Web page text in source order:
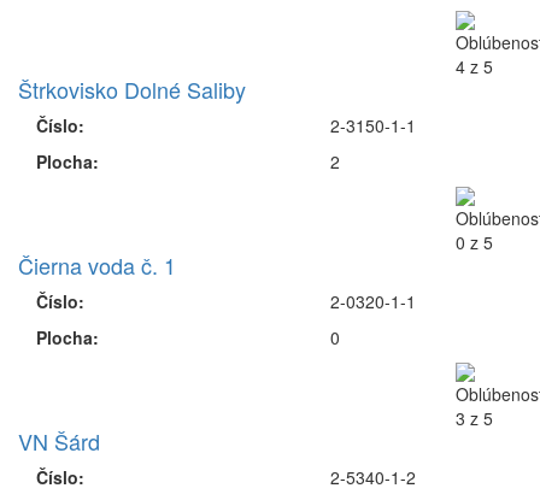
Štrkovisko Dolné Saliby
Číslo:
Plocha:
2-3150-1-1
2
Čierna voda č. 1
Číslo:
Plocha:
2-0320-1-1
0
VN Šárd
Číslo:
2-5340-1-2